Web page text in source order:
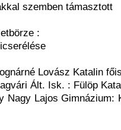
szemben támasztott
:
Lovász Katalin
Ált. Isk. : Fülöp
Nagy Lajos Gimnázium: